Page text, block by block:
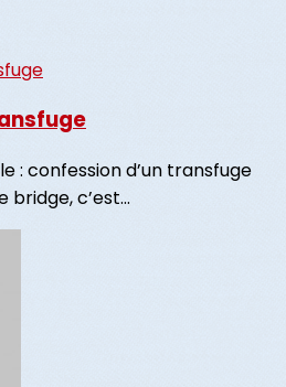
: confession d’un transfuge
c’est...